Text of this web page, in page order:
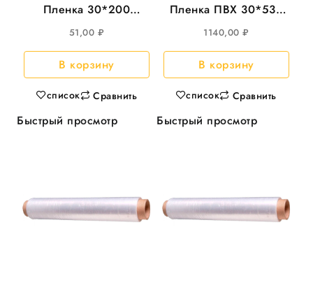
Пленка 30*200
“UNITA” белая. 6рул/
кор
51,00 ₽
В корзину
список Сравнить
Быстрый просмотр
Пленка ПВХ 30*530
Cast 9мкм
(05309;160)
1140,00₽
В корзину
список Сравнить
Быстрый просмотр